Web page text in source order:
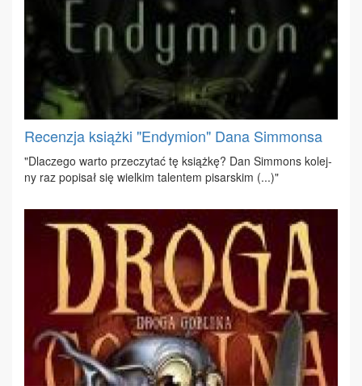
Recenzja książki "Endymion" Dana Simmonsa
"Dla­cze­go war­to prze­czy­tać tę książ­kę? Dan Sim­mons ko­lej­
ny raz po­pi­sał się wiel­kim ta­len­tem pi­sar­skim (...)"